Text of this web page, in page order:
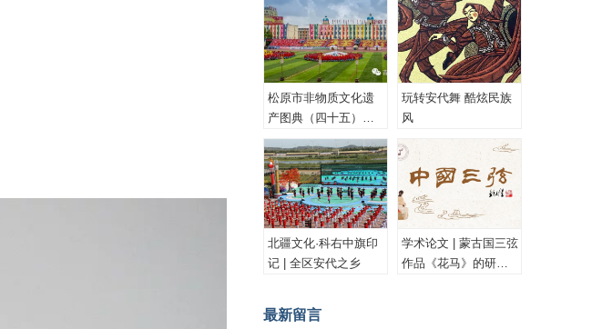
松原市非物质文化遗
产图典（四十五）蒙
古族安代舞
玩转安代舞 酷炫民族
风
北疆文化·科右中旗印
记 | 全区安代之乡
学术论文 | 蒙古国三弦
作品《花马》的研究
最新留言